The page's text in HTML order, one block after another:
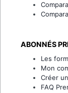
ABONNÉS
Les
Mon
Créer
FAQ